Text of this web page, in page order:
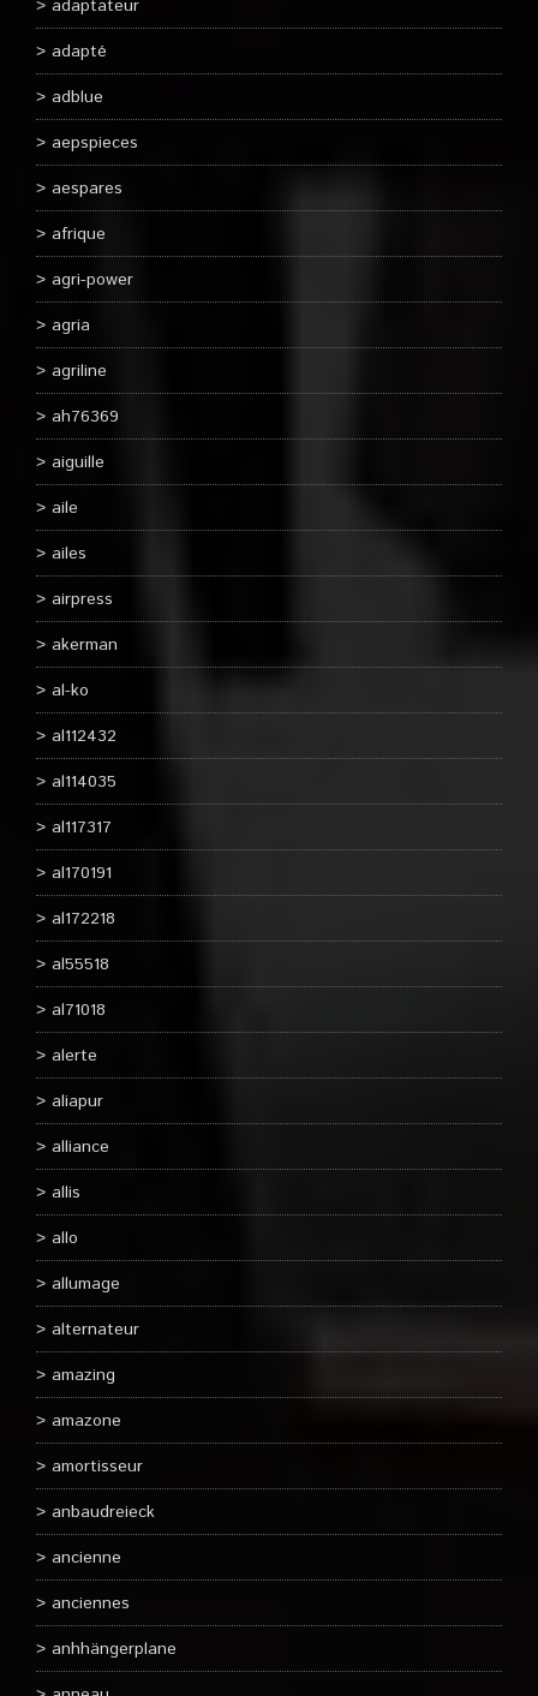
adaptateur
adapté
adblue
aepspieces
aespares
afrique
agri-power
agria
agriline
ah76369
aiguille
aile
ailes
airpress
akerman
al-ko
al112432
al114035
al117317
al170191
al172218
al55518
al71018
alerte
aliapur
alliance
allis
allo
allumage
alternateur
amazing
amazone
amortisseur
anbaudreieck
ancienne
anciennes
anhhängerplane